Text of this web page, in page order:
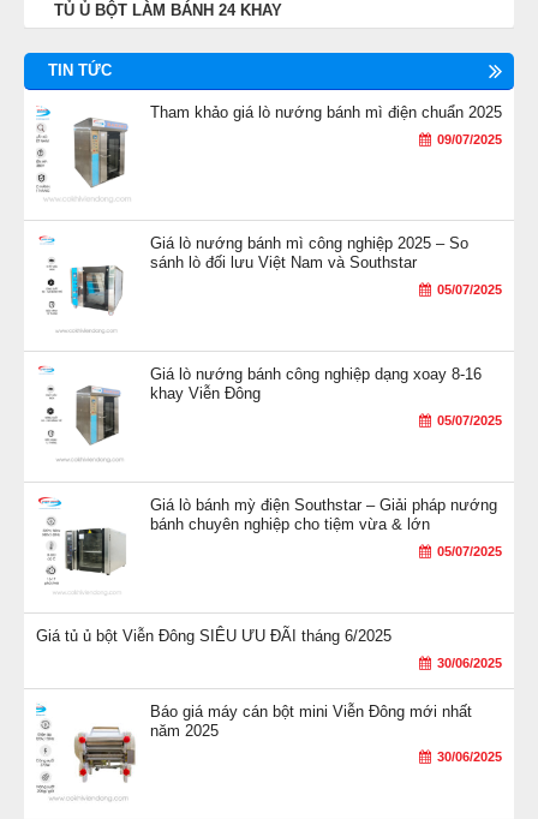
TỦ Ủ BỘT LÀM BÁNH 24 KHAY
TIN TỨC
Tham khảo giá lò nướng bánh mì điện chuẩn 2025
09/07/2025
Giá lò nướng bánh mì công nghiệp 2025 – So
sánh lò đối lưu Việt Nam và Southstar
05/07/2025
Giá lò nướng bánh công nghiệp dạng xoay 8-16
khay Viễn Đông
05/07/2025
Giá lò bánh mỳ điện Southstar – Giải pháp nướng
bánh chuyên nghiệp cho tiệm vừa & lớn
05/07/2025
Giá tủ ủ bột Viễn Đông SIÊU ƯU ĐÃI tháng 6/2025
30/06/2025
Báo giá máy cán bột mini Viễn Đông mới nhất
năm 2025
30/06/2025